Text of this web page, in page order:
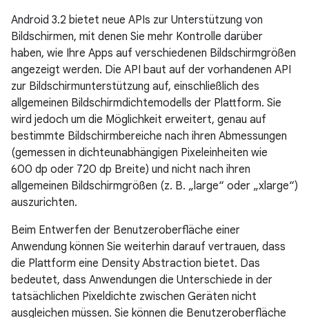
Android 3.2 bietet neue APIs zur Unterstützung von
Bildschirmen, mit denen Sie mehr Kontrolle darüber
haben, wie Ihre Apps auf verschiedenen Bildschirmgrößen
angezeigt werden. Die API baut auf der vorhandenen API
zur Bildschirmunterstützung auf, einschließlich des
allgemeinen Bildschirmdichtemodells der Plattform. Sie
wird jedoch um die Möglichkeit erweitert, genau auf
bestimmte Bildschirmbereiche nach ihren Abmessungen
(gemessen in dichteunabhängigen Pixeleinheiten wie
600 dp oder 720 dp Breite) und nicht nach ihren
allgemeinen Bildschirmgrößen (z. B. „large“ oder „xlarge“)
auszurichten.
Beim Entwerfen der Benutzeroberfläche einer
Anwendung können Sie weiterhin darauf vertrauen, dass
die Plattform eine Density Abstraction bietet. Das
bedeutet, dass Anwendungen die Unterschiede in der
tatsächlichen Pixeldichte zwischen Geräten nicht
ausgleichen müssen. Sie können die Benutzeroberfläche